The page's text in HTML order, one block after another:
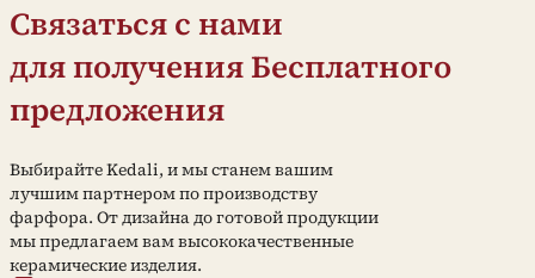
Связаться с нами
для получения Бесплатного
предложения
Выбирайте Kedali, и мы станем вашим
лучшим партнером по производству
фарфора. От дизайна до готовой продукции
мы предлагаем вам высококачественные
керамические изделия.